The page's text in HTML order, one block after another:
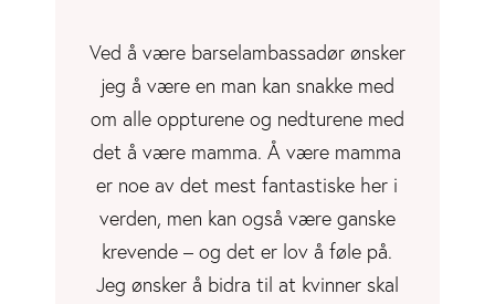
Ved å være barselambassadør ønsker
jeg å være en man kan snakke med
om alle oppturene og nedturene med
det å være mamma. Å være mamma
er noe av det mest fantastiske her i
verden, men kan også være ganske
krevende – og det er lov å føle på.
Jeg ønsker å bidra til at kvinner skal